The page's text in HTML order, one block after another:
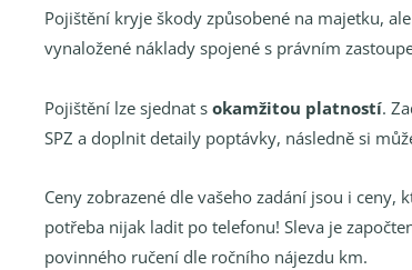
Pojištění kryje škody způsobené na majetku,
vynaložené náklady spojené s právním
Pojištění lze sjednat s okamžitou platností.
SPZ a doplnit detaily poptávky, následně si
Ceny zobrazené dle vašeho zadání jsou i
potřeba nijak ladit po telefonu! Sleva je
povinného ručení dle ročního nájezdu km.